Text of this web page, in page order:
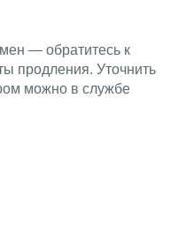
— обратитесь к
продления. Уточнить
можно в службе